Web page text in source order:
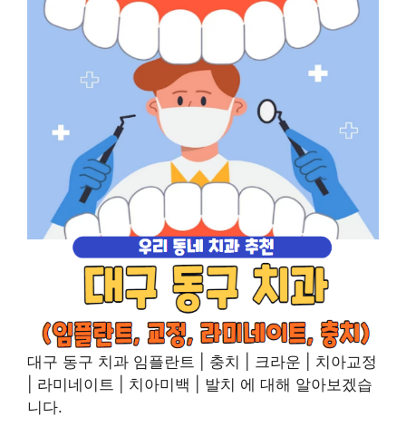
대구 동구 치과 임플란트 | 충치 | 크라운 | 치아교정
| 라미네이트 | 치아미백 | 발치 에 대해 알아보겠습
니다.